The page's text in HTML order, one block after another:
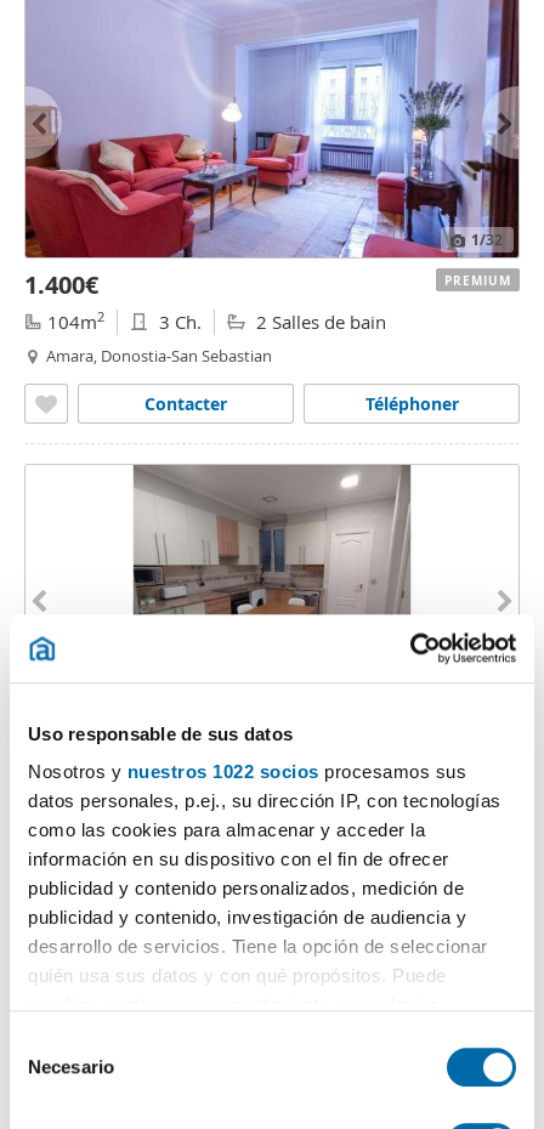
Uso responsable de sus datos
Nosotros y nuestros 1022 socios procesamos sus
datos personales, p.ej., su dirección IP, con tecnologías
como las cookies para almacenar y acceder la
información en su dispositivo con el fin de ofrecer
publicidad y contenido personalizados, medición de
publicidad y contenido, investigación de audiencia y
desarrollo de servicios. Tiene la opción de seleccionar
quién usa sus datos y con qué propósitos. Puede
el Menú de consentimiento.
Necesario
1/32
1.400€
104m2 3 Ch. 2 Salles de bain
Amara, Donostia-San Sebastian
Téléphoner
Contacter
PREMIUM
1.000€
61m2 2 Ch. 1 Salle de bain
Ategorrieta, Donostia-San Sebastian
Téléphoner
Contacter